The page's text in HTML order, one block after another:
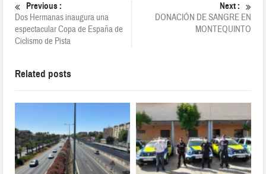
Previous :
Dos Hermanas inaugura una
espectacular Copa de España de
Ciclismo de Pista
Next :
DONACIÓN DE SANGRE EN
MONTEQUINTO
Related posts